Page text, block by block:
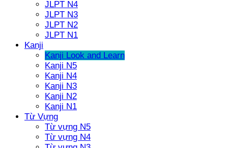
JLPT N4
JLPT N3
JLPT N2
JLPT N1
Kanji
Kanji Look and Learn
Kanji N5
Kanji N4
Kanji N3
Kanji N2
Kanji N1
Từ Vựng
Từ vựng N5
Từ vựng N4